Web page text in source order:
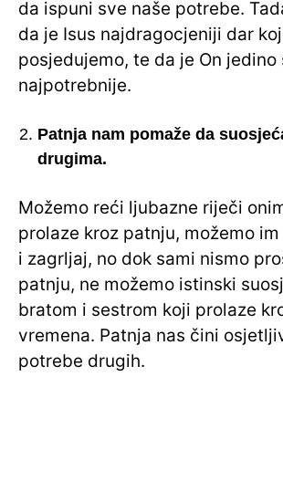
da ispuni sve naše potrebe.
da je Isus najdragocjeniji dar
posjedujemo, te da je On jedino
najpotrebnije.
Patnja nam pomaže da
drugima.
Možemo reći ljubazne riječi
prolaze kroz patnju, možemo
i zagrljaj, no dok sami nismo
patnju, ne možemo istinski
bratom i sestrom koji prolaze
vremena. Patnja nas čini
potrebe drugih.